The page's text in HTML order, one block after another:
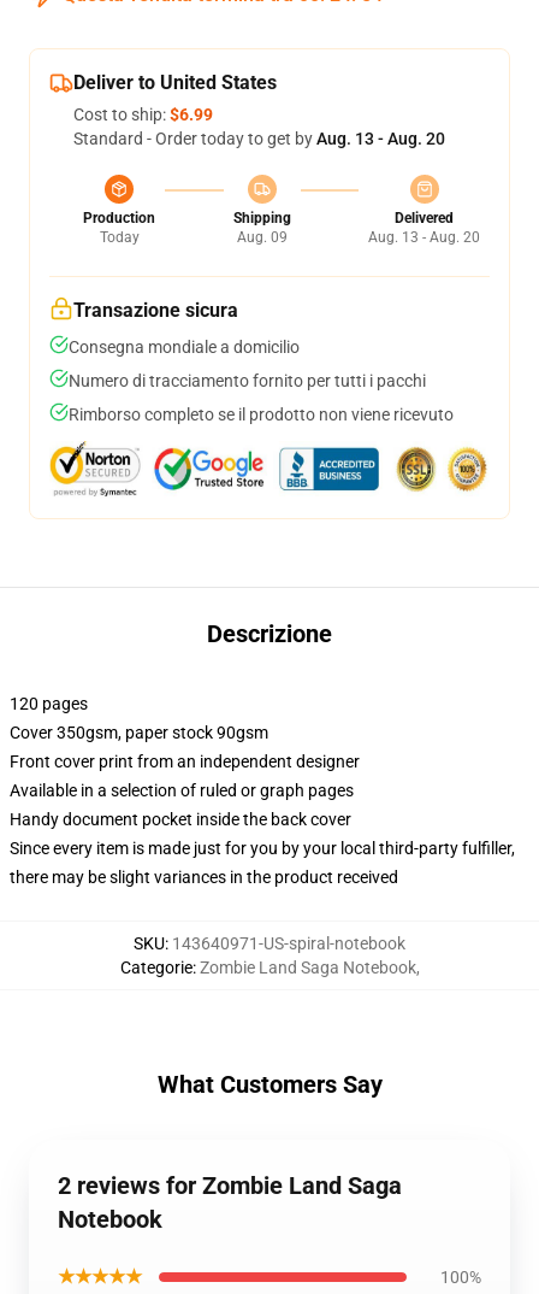
Deliver to United States
Cost to ship:$6.99
Standard - Order today to get byAug. 13 - Aug. 20
Production
Today
Shipping
Aug. 09
Delivered
Aug. 13 - Aug. 20
Transazione sicura
Consegna mondiale a domicilio
Numero di tracciamento fornito per tutti i pacchi
Rimborso completo se il prodotto non viene ricevuto
Descrizione
120 pages
Cover 350gsm, paper stock 90gsm
Front cover print from an independent designer
Available in a selection of ruled or graph pages
Handy document pocket inside the back cover
Since every item is made just for you by your local third-party fulfiller,
there may be slight variances in the product received
SKU: 143640971-US-spiral-notebook
Categorie:Zombie Land Saga Notebook,
What Customers Say
2 reviews for Zombie Land Saga
Notebook
★★★★★ 100%